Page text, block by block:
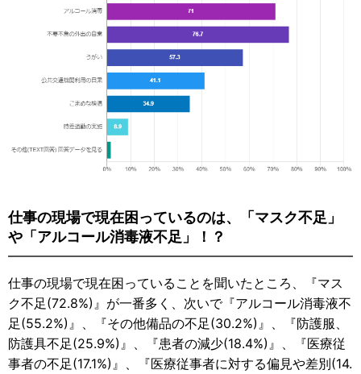
仕事の現場で現在困っているのは、「マスク不足」
や「アルコール消毒液不足」！？
仕事の現場で現在困っていることを聞いたところ、『マス
ク不足(72.8%)』が一番多く、次いで『アルコール消毒液不
足(55.2%)』、『その他備品の不足(30.2%)』、『防護服、
防護具不足(25.9%)』、『患者の減少(18.4%)』、『医療従
事者の不足(17.1%)』、『医療従事者に対する偏見や差別(14.